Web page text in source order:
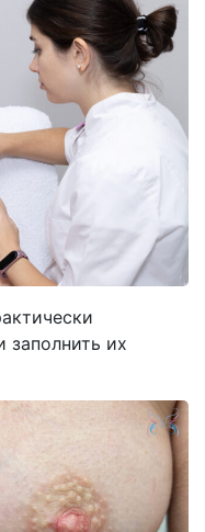
заполнить их